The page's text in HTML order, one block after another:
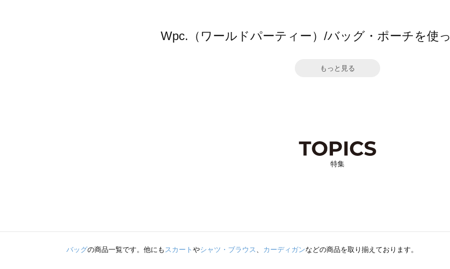
Wpc.（ワールドパーティー）/バッグ・ポーチを使
もっと見る
特集
バッグの商品一覧です。他にも スカートやシャツ・ブラウス カーディガンなどの商品を取り揃えております。